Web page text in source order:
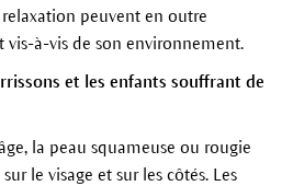
peuvent en outre
vis-à-vis de son environnement.
et les enfants souffrant de
la peau squameuse ou rougie
le visage et sur les côtés. Les